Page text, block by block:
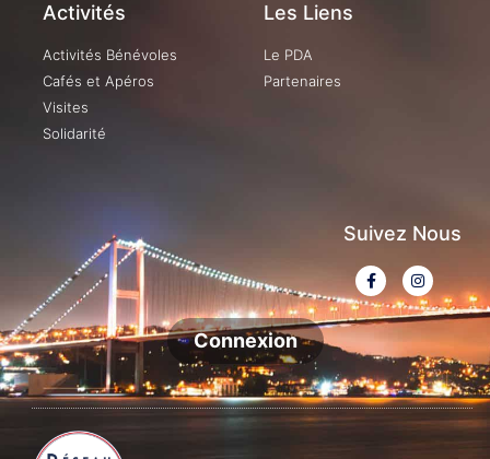
Activités
Activités Bénévoles
Cafés et Apéros
Visites
Solidarité
Les Liens
Le PDA
Partenaires
Suivez Nous
Connexion